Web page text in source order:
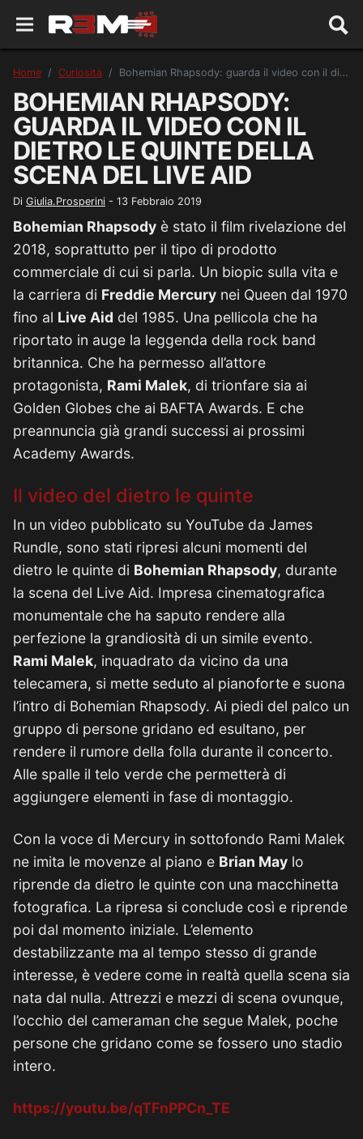
Home Curiosità Bohemian Rhapsody: guarda il video con il dietro le quinte della scena del Live Aid
BOHEMIAN RHAPSODY:
GUARDA IL VIDEO CON IL
DIETRO LE QUINTE DELLA
SCENA DEL LIVE AID
Di Giulia.Prosperini - 13 Febbraio 2019
Bohemian Rhapsody è stato il film rivelazione del
2018, soprattutto per il tipo di prodotto
commerciale di cui si parla. Un biopic sulla vita e
la carriera di Freddie Mercury nei Queen dal 1970
fino al Live Aid del 1985. Una pellicola che ha
riportato in auge la leggenda della rock band
britannica. Che ha permesso all’attore
protagonista, Rami Malek, di trionfare sia ai
Golden Globes che ai BAFTA Awards. E che
preannuncia già grandi successi ai prossimi
Academy Awards.
Il video del dietro le quinte
In un video pubblicato su YouTube da James
Rundle, sono stati ripresi alcuni momenti del
dietro le quinte di Bohemian Rhapsody, durante
la scena del Live Aid. Impresa cinematografica
monumentale che ha saputo rendere alla
perfezione la grandiosità di un simile evento.
Rami Malek, inquadrato da vicino da una
telecamera, si mette seduto al pianoforte e suona
l’intro di Bohemian Rhapsody. Ai piedi del palco un
gruppo di persone gridano ed esultano, per
rendere il rumore della folla durante il concerto.
Alle spalle il telo verde che permetterà di
aggiungere elementi in fase di montaggio.
Con la voce di Mercury in sottofondo Rami Malek
ne imita le movenze al piano e Brian May lo
riprende da dietro le quinte con una macchinetta
fotografica. La ripresa si conclude così e riprende
poi dal momento iniziale. L’elemento
destabilizzante ma al tempo stesso di grande
interesse, è vedere come in realtà quella scena sia
nata dal nulla. Attrezzi e mezzi di scena ovunque,
l’occhio del cameraman che segue Malek, poche
persone che gridano come se fossero uno stadio
intero.
https://youtu.be/qTFnPPCn_TE